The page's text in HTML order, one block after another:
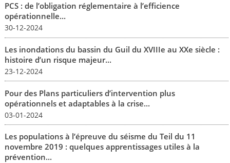
PCS : de l’obligation réglementaire à l’efficience
opérationnelle...
30-12-2024
Les inondations du bassin du Guil du XVIIIe au XXe siècle :
histoire d’un risque majeur...
23-12-2024
Pour des Plans particuliers d’intervention plus
opérationnels et adaptables à la crise...
03-01-2024
Les populations à l’épreuve du séisme du Teil du 11
novembre 2019 : quelques apprentissages utiles à la
prévention...